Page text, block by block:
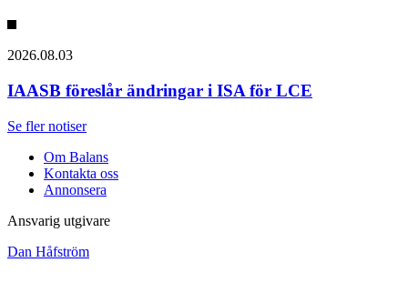
2026.08.03
IAASB föreslår ändringar i ISA för LCE
Se fler notiser
Om Balans
Kontakta oss
Annonsera
Ansvarig utgivare
Dan Håfström